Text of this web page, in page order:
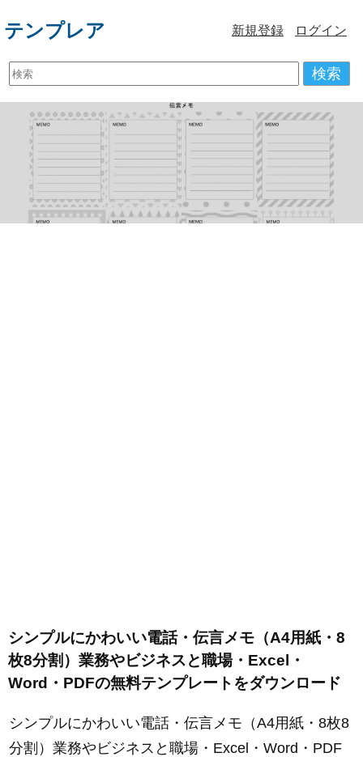
テンプレア 新規登録 ログイン
検索
シンプルにかわいい電話・伝言メモ（A4用紙・8
枚8分割）業務やビジネスと職場・Excel・
Word・PDFの無料テンプレートをダウンロード
シンプルにかわいい電話・伝言メモ（A4用紙・8枚8
分割）業務やビジネスと職場・Excel・Word・PDF